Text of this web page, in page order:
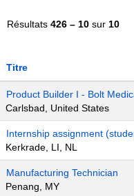
Résultats 426 – 10 sur 10
Titre
Product Builder I - Bolt
Carlsbad, United States
Internship assignment
Kerkrade, LI, NL
Manufacturing Technician
Penang, MY